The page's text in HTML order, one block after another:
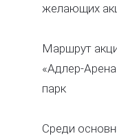
желающих
Маршрут
«Адлер-
парк
Среди